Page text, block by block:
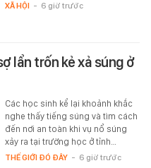
XÃ HỘI - 6 giờ trước
lẩn trốn kẻ xả súng ở
Các học sinh kể lại khoảnh khắc
nghe thấy tiếng súng và tìm cách
đến nơi an toàn khi vụ nổ súng
xảy ra tại trường học ở tỉnh…
THẾ GIỚI ĐÓ ĐÂY - 6 giờ trước